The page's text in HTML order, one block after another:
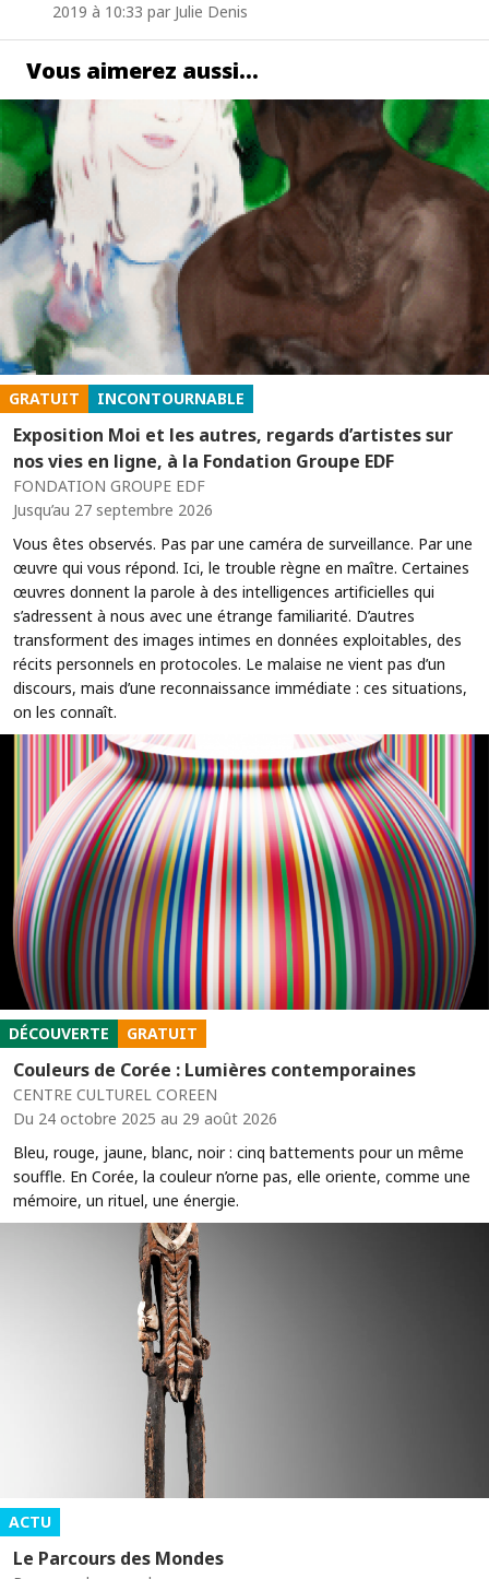
2019 à 10:33 par Julie Denis
Vous aimerez aussi…
GRATUIT INCONTOURNABLE
Exposition Moi et les autres, regards d’artistes sur
nos vies en ligne, à la Fondation Groupe EDF
FONDATION GROUPE EDF
Jusqu’au 27 septembre 2026
Vous êtes observés. Pas par une caméra de surveillance. Par une
œuvre qui vous répond. Ici, le trouble règne en maître. Certaines
œuvres donnent la parole à des intelligences artificielles qui
s’adressent à nous avec une étrange familiarité. D’autres
transforment des images intimes en données exploitables, des
récits personnels en protocoles. Le malaise ne vient pas d’un
discours, mais d’une reconnaissance immédiate : ces situations,
on les connaît.
DÉCOUVERTE GRATUIT
Couleurs de Corée : Lumières contemporaines
CENTRE CULTUREL COREEN
Du 24 octobre 2025 au 29 août 2026
Bleu, rouge, jaune, blanc, noir : cinq battements pour un même
souffle. En Corée, la couleur n’orne pas, elle oriente, comme une
mémoire, un rituel, une énergie.
ACTU
Le Parcours des Mondes